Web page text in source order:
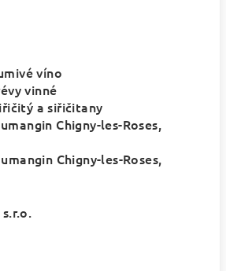
víno
vinné
a siřičitany
Chigny-les-Roses,
Chigny-les-Roses,